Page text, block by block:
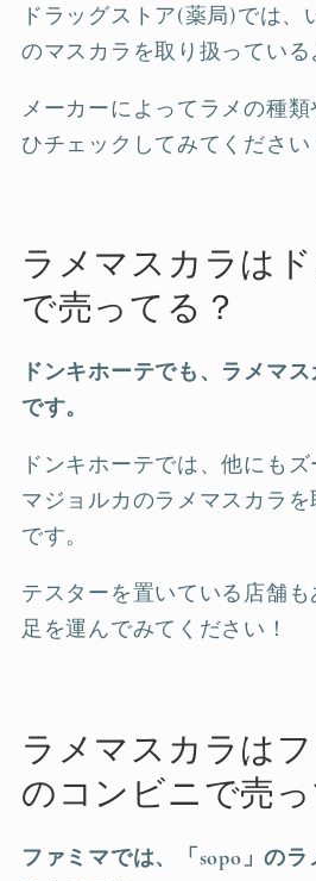
ドラッグストア(薬局)では、
のマスカラを取り扱っている
メーカーによってラメの種
ひチェックしてみてください
ラメマスカラは
で売ってる？
ドンキホーテでも、ラメマ
です。
ドンキホーテでは、他にも
マジョルカのラメマスカラ
です。
テスターを置いている店舗
足を運んでみてください！
ラメマスカラは
のコンビニで売っ
ファミマでは、「sopo」の